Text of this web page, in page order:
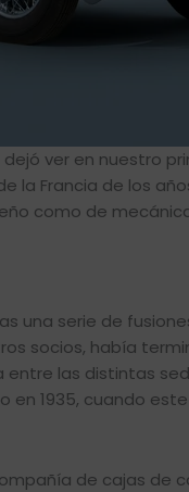
ver en nuestro
la Francia de los
como de
una serie de
socios, había
las distintas
en 1935, cuando
de cajas de